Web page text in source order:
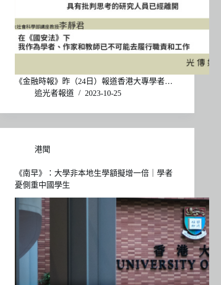
《金融時報》昨（24日）報道香港大專學者…
追光者報道
2023-10-25
港聞
《南早》：大學非本地生學額擬增一倍｜學者
憂側重中國學生